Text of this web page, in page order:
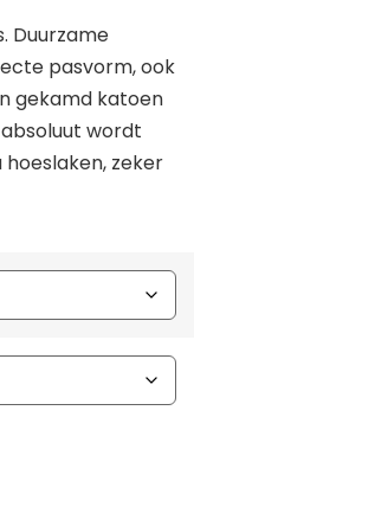
Duurzame
pasvorm, ook
gekamd katoen
wordt
zeker